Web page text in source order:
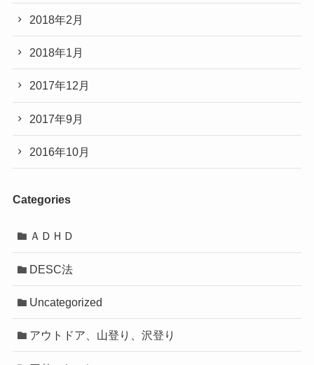
2018年2月
2018年1月
2017年12月
2017年9月
2016年10月
Categories
ＡＤＨＤ
DESC法
Uncategorized
アウトドア、山登り、沢登り